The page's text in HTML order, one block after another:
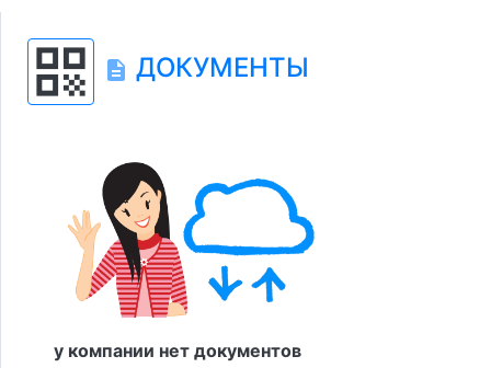
qr_code description ДОКУМЕНТЫ
у компании нет документов